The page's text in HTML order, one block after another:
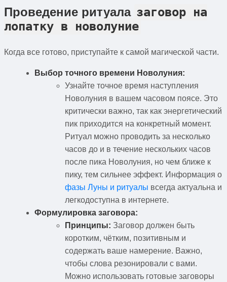
Проведение ритуала заговор на
лопатку в новолуние
Когда все готово, приступайте к самой магической части.
Выбор точного времени Новолуния:
Узнайте точное время наступления
Новолуния в вашем часовом поясе. Это
критически важно, так как энергетический
пик приходится на конкретный момент.
Ритуал можно проводить за несколько
часов до и в течение нескольких часов
после пика Новолуния, но чем ближе к
пику, тем сильнее эффект. Информация о
фазы Луны и ритуалы всегда актуальна и
легкодоступна в интернете.
Формулировка заговора:
Принципы: Заговор должен быть
коротким, чётким, позитивным и
содержать ваше намерение. Важно,
чтобы слова резонировали с вами.
Можно использовать готовые заговоры